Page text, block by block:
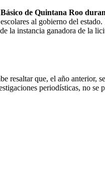
de Quintana Roo
al gobierno del
instancia ganadora de la
resaltar que, el año anterior,
periodísticas, no se